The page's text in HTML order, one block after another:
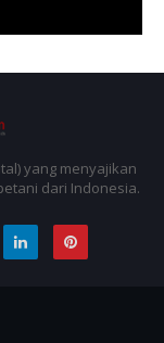
yang menyajikan
dari Indonesia.